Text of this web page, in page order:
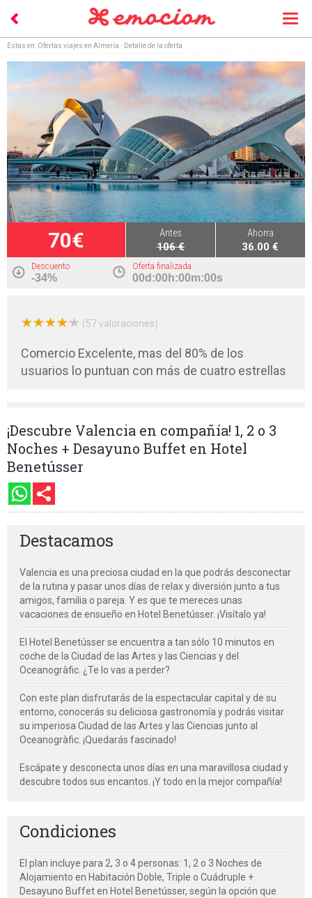
Estas en: Ofertas viajes en Almería · Detalle de la oferta
70€ Antes
106 €
Ahorra
36.00 €
Descuento
-34%
Oferta finalizada
00d:00h:00m:00s
★★★★★
★★★★★ (57 valoraciones)
Comercio Excelente, mas del 80% de los
usuarios lo puntuan con más de cuatro estrellas
¡Descubre Valencia en compañía! 1, 2 o 3
Noches + Desayuno Buffet en Hotel
Benetússer
Destacamos
Valencia es una preciosa ciudad en la que podrás desconectar
de la rutina y pasar unos días de relax y diversión junto a tus
amigos, familia o pareja. Y es que te mereces unas
vacaciones de ensueño en Hotel Benetússer. ¡Visítalo ya!
El Hotel Benetússer se encuentra a tan sólo 10 minutos en
coche de la Ciudad de las Artes y las Ciencias y del
Oceanogràfic. ¿Te lo vas a perder?
Con este plan disfrutarás de la espectacular capital y de su
entorno, conocerás su deliciosa gastronomía y podrás visitar
su imperiosa Ciudad de las Artes y las Ciencias junto al
Oceanogràfic. ¡Quedarás fascinado!
Escápate y desconecta unos días en una maravillosa ciudad y
descubre todos sus encantos. ¡Y todo en la mejor compañía!
Condiciones
El plan incluye para 2, 3 o 4 personas: 1, 2 o 3 Noches de
Alojamiento en Habitación Doble, Triple o Cuádruple +
Desayuno Buffet en Hotel Benetússer, según la opción que